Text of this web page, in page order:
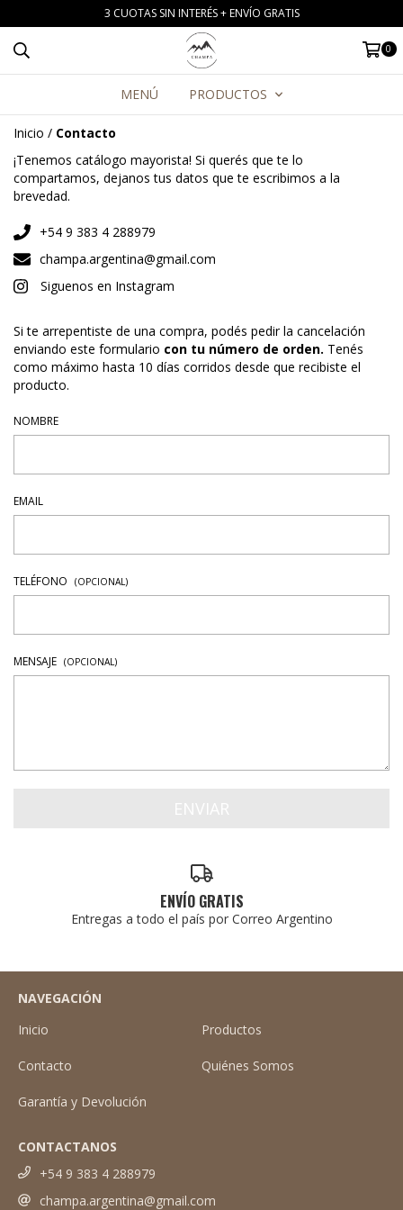
3 CUOTAS SIN INTERÉS + ENVÍO GRATIS
0
MENÚ PRODUCTOS
Inicio / Contacto
¡Tenemos catálogo mayorista! Si querés que te lo
compartamos, dejanos tus datos que te escribimos a la
brevedad.
+54 9 383 4 288979
champa.argentina@gmail.com
Siguenos en Instagram
Si te arrepentiste de una compra, podés pedir la cancelación
enviando este formulario con tu número de orden. Tenés
como máximo hasta 10 días corridos desde que recibiste el
producto.
NOMBRE
EMAIL
TELÉFONO (OPCIONAL)
MENSAJE (OPCIONAL)
ENVÍO GRATIS
Entregas a todo el país por Correo Argentino
NAVEGACIÓN
Inicio
Productos
Contacto Quiénes Somos
Garantía y Devolución
CONTACTANOS
+54 9 383 4 288979
champa.argentina@gmail.com